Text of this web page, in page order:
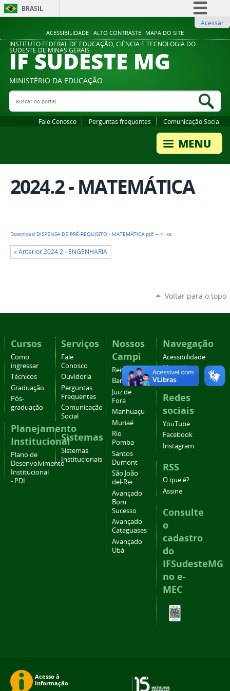
ACESSIBILIDADE ALTO CONTRASTE MAPA DO SITE
BRASIL
Comunica BR
Participe
Legislação
Acessar
INSTITUTO FEDERAL DE EDUCAÇÃO, CIÊNCIA E TECNOLOGIA DO
SUDESTE DE MINAS GERAIS
IF SUDESTE MG
MINISTÉRIO DA EDUCAÇÃO
Buscar no portal
Fale Conosco Perguntas frequentes Comunicação Social
2024.2 - MATEMÁTICA
Download DISPENSA DE PRÉ-REQUISITO - MATEMÁTICA.pdf— 71 KB
« Anterior 2024.2 - ENGENHARIA
Voltar para o topo
Cursos
Como
ingressar
Técnicos
Graduação
Pós-
graduação
Planejamento
Institucional
Plano de
Desenvolvimento
Institucional
- PDI
Serviços
Fale
Conosco
Ouvidoria
Perguntas
Frequentes
Comunicação
Social
Sistemas
Sistemas
Institucionais
Nossos
Campi
Reitoria
Barbacena
Juiz de
Fora
Manhuaçu
Muriaé
Rio
Pomba
Santos
Dumont
São João
del-Rei
Avançado
Bom
Sucesso
Avançado
Cataguases
Avançado
Ubá
Navegação
Acessibilidade
Mapa do
site
Redes
sociais
YouTube
Facebook
Instagram
RSS
O que é?
Assine
Consulte
o
cadastro
do
IFSudesteMG
no e-
MEC